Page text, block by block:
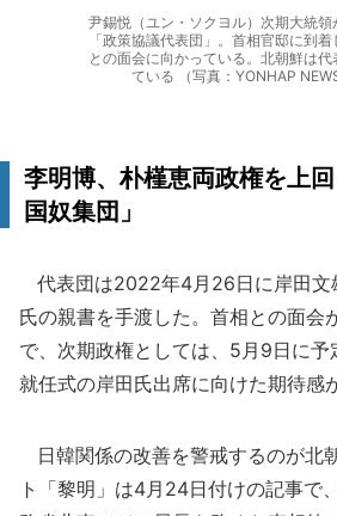
尹錫悦（ユン・ソクヨル）次期大統領
「政策協議代表団」。首相官邸に到
との面会に向かっている。北朝鮮は代
ている （写真：YONHAP
李明博、朴槿恵両政権を上
国奴集団」
代表団は2022年4月26日に岸田文
氏の親書を手渡した。首相との面会
で、次期政権としては、5月9日に
就任式の岸田氏出席に向けた期待感
日韓関係の改善を警戒するのが北
ト「黎明」は4月24日付けの記事で